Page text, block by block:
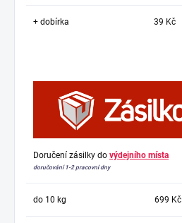
+ dobírka 39 Kč
Doručení zásilky do výdejního místa
doručování 1-2 pracovní dny
do 10 kg 699 Kč